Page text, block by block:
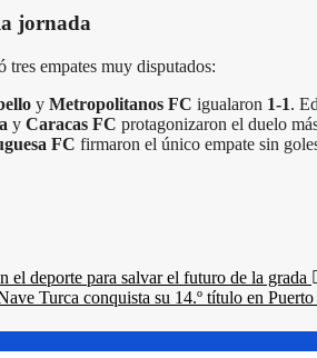
jornada
empates muy disputados:
y Metropolitanos FC igualaron 1-1.
y Caracas FC protagonizaron el duelo
FC firmaron el único empate sin
el deporte para salvar el futuro de la grada
Turca conquista su 14.º título en